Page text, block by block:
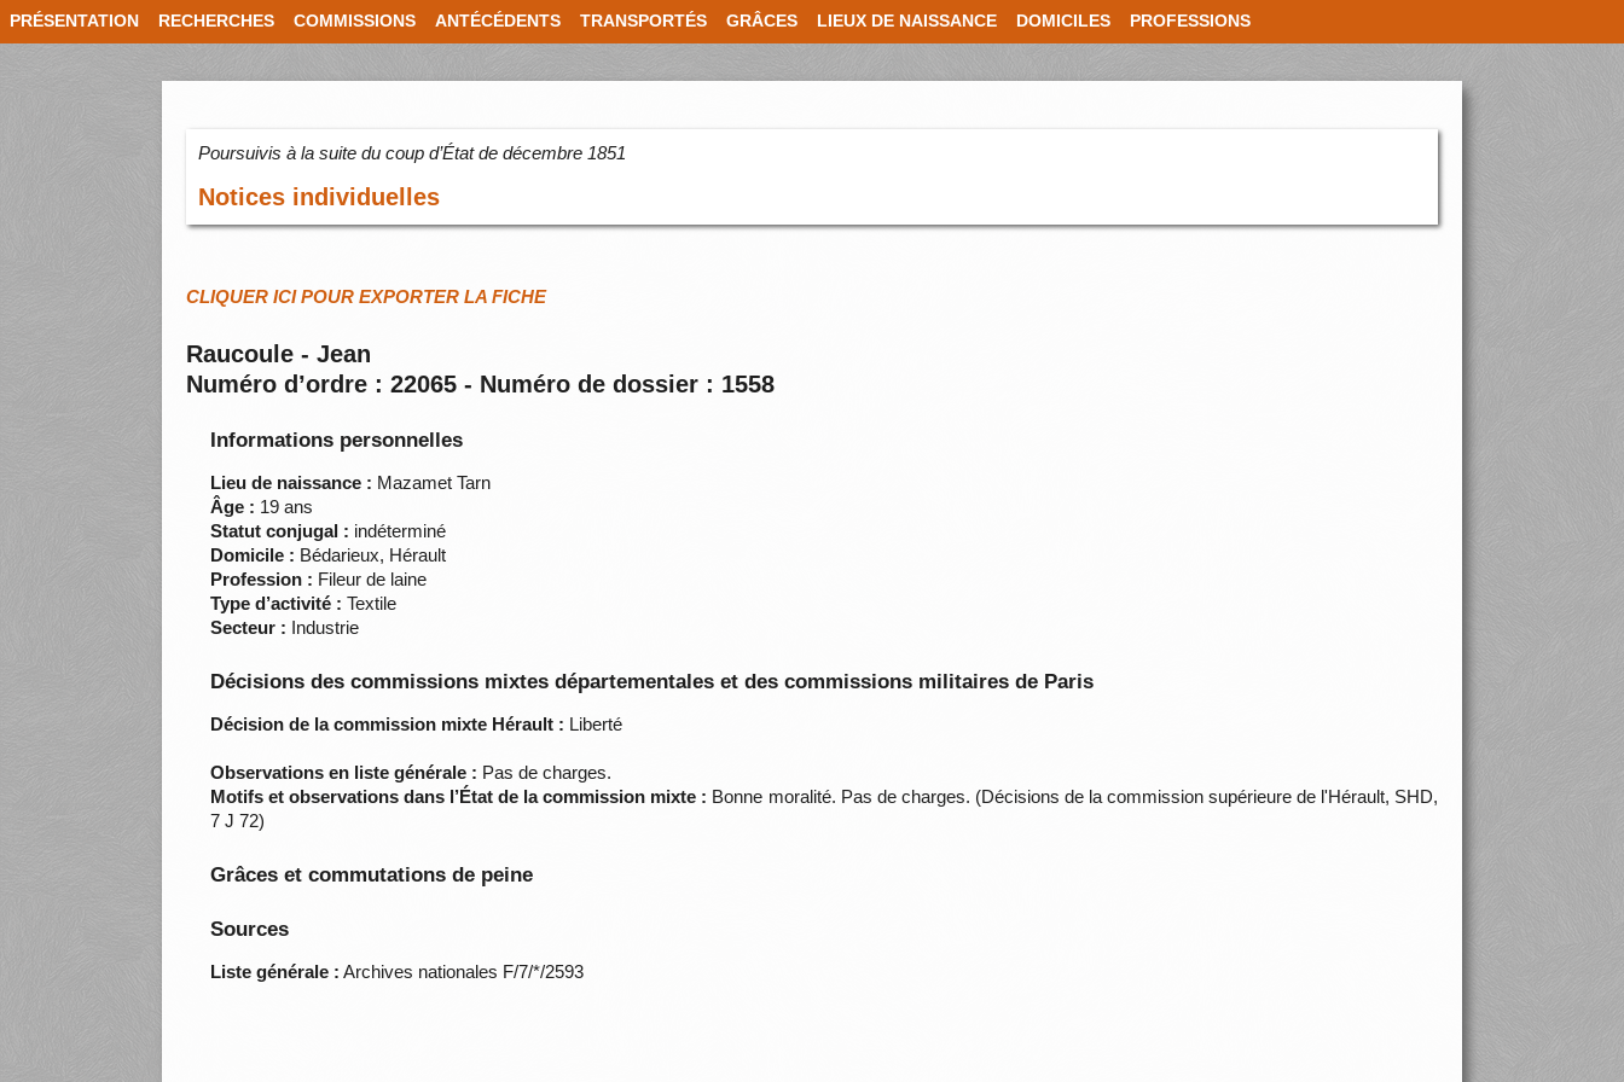
PRÉSENTATION RECHERCHES COMMISSIONS ANTÉCÉDENTS TRANSPORTÉS GRÂCES LIEUX DE NAISSANCE DOMICILES PROFESSIONS
Poursuivis à la suite du coup d’État de décembre 1851
Notices individuelles
CLIQUER ICI POUR EXPORTER LA FICHE
Raucoule - Jean
Numéro d’ordre : 22065 - Numéro de dossier : 1558
Informations personnelles
Lieu de naissance : Mazamet Tarn
Âge : 19 ans
Statut conjugal : indéterminé
Domicile : Bédarieux, Hérault
Profession : Fileur de laine
Type d’activité : Textile
Secteur : Industrie
Décisions des commissions mixtes départementales et des commissions militaires de Paris
Décision de la commission mixte Hérault : Liberté
Observations en liste générale : Pas de charges.
Motifs et observations dans l’État de la commission mixte : Bonne moralité. Pas de charges. (Décisions de la commission supérieure de l'Hérault, SHD,
7 J 72)
Grâces et commutations de peine
Sources
Liste générale : Archives nationales F/7/*/2593